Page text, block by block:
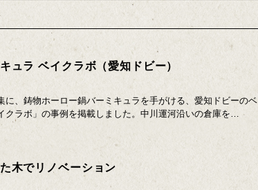
ュラ ベイクラボ（愛知ドビー）
に、鋳物ホーロー鍋バーミキュラを手がける、愛知ドビーのベ
クラボ」の事例を掲載しました。中川運河沿いの倉庫を…
木でリノベーション